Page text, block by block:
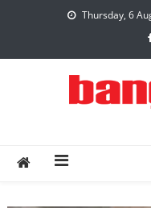
Thursday, 6